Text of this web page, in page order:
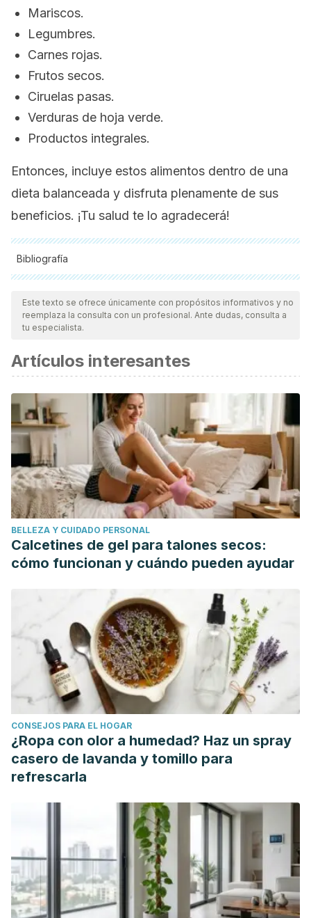
Mariscos.
Legumbres.
Carnes rojas.
Frutos secos.
Ciruelas pasas.
Verduras de hoja verde.
Productos integrales.
Entonces, incluye estos alimentos dentro de una
dieta balanceada y disfruta plenamente de sus
beneficios. ¡Tu salud te lo agradecerá!
Bibliografía
Todas las fuentes citadas fueron revisadas a profundidad por
nuestro equipo, para asegurar su calidad, confiabilidad,
vigencia y validez.La bibliografía de este artículo fue
científica.
García A. Instituto de Nutrición y Tecnología de los
Alimentos Universidad de Granada. El ajo: un aliado de
nuestra salud.
http://www.pulevasalud.com/ps/revista/2010/
Ulloa A., Mondragón J., Pedro M., Rodríguez R., Vázquez
R., Alberto J., Ulloa R. La miel de abeja y su
importancia. (2010). Ed Revista Fuente.
http://dspace.uan.mx:8080/jspui/handle/
Vázquez A. UNED, Madrid. La miel, alimento de eternidad.
https://info.uned.es/geo-1-historia-antigua-
universal/PDF/Miel%2060-70.pdf
Binding, G. J. El champiñón : el alimento natural con más
alto contenido proteínico. Universidad Autónoma
Chapingo, México. Biblioteca Central.
Este texto se ofrece únicamente con propósitos informativos y no
reemplaza la consulta con un profesional. Ante dudas, consulta a
tu especialista.
Artículos interesantes
BELLEZA Y CUIDADO PERSONAL
Calcetines de gel para talones secos:
cómo funcionan y cuándo pueden ayudar
CONSEJOS PARA EL HOGAR
¿Ropa con olor a humedad? Haz un spray
casero de lavanda y tomillo para
refrescarla